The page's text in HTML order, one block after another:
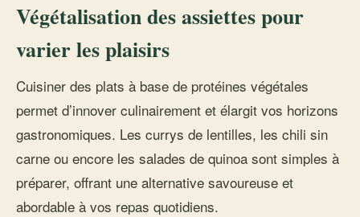
Végétalisation des assiettes pour
varier les plaisirs
Cuisiner des plats à base de protéines végétales
permet d’innover culinairement et élargit vos horizons
gastronomiques. Les currys de lentilles, les chili sin
carne ou encore les salades de quinoa sont simples à
préparer, offrant une alternative savoureuse et
abordable à vos repas quotidiens.